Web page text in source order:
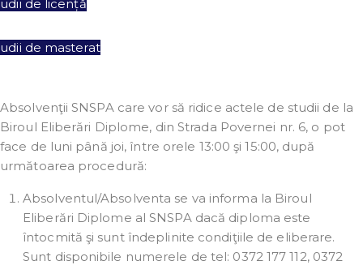
de licență
de masterat
Absolvenţii SNSPA care vor să ridice actele de studii de la
Biroul Eliberări Diplome, din Strada Povernei nr. 6, o pot
face de luni până joi, între orele 13:00 şi 15:00, după
următoarea procedură:
Absolventul/Absolventa se va informa la Biroul
Eliberări Diplome al SNSPA dacă diploma este
întocmită şi sunt îndeplinite condiţiile de eliberare.
Sunt disponibile numerele de tel: 0372 177 112, 0372